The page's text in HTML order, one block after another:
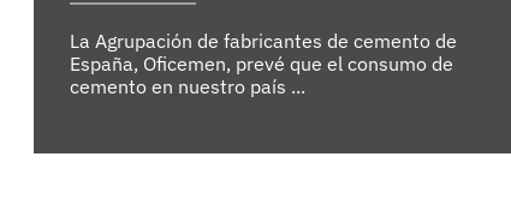
La Agrupación de fabricantes de cemento de
España, Oficemen, prevé que el consumo de
cemento en nuestro país ...